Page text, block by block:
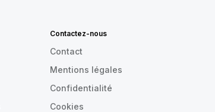
Contactez-nous
Contact
Mentions légales
Confidentialité
Cookies